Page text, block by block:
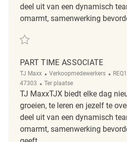
deel uit van een dynamisch
omarmt, samenwerking
Redden Merchandising Associate
PART TIME ASSOCIATE
TJ Maxx Categorie
Verkoopmedewerkers ReqId
47303
Afgelegen
Ter plaatse
TJ MaxxTJX biedt elke dag
groeien, te leren en jezelf te
deel uit van een dynamisch
omarmt, samenwerking